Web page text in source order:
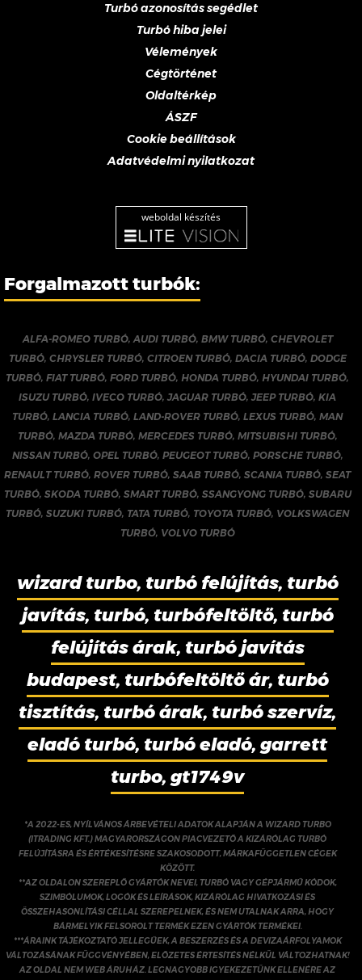
Turbó azonosítás segédlet
Turbó hiba jelei
Vélemények
Cégtörténet
Oldaltérkép
ÁSZF
Cookie beállítások
Adatvédelmi nyilatkozat
weboldal készítés
Forgalmazott turbók:
ALFA-ROMEO TURBÓ,AUDI TURBÓ, BMW TURBÓ, CHEVROLET
TURBÓ, CHRYSLER TURBÓ, CITROEN TURBÓ, DACIA TURBÓ, DODGE
TURBÓ,FIAT TURBÓ,FORD TURBÓ, HONDA TURBÓ, HYUNDAI TURBÓ,
ISUZU TURBÓ,IVECO TURBÓ,JAGUAR TURBÓ,JEEP TURBÓ,KIA
TURBÓ,LANCIA TURBÓ,LAND-ROVER TURBÓ,LEXUS TURBÓ,MAN
TURBÓ, MAZDA TURBÓ, MERCEDES TURBÓ, MITSUBISHI TURBÓ,
NISSAN TURBÓ, OPEL TURBÓ, PEUGEOT TURBÓ, PORSCHE TURBÓ,
RENAULT TURBÓ,ROVER TURBÓ,SAAB TURBÓ,SCANIA TURBÓ,SEAT
TURBÓ, SKODA TURBÓ, SMART TURBÓ, SSANGYONG TURBÓ, SUBARU
TURBÓ,SUZUKI TURBÓ, TATA TURBÓ, TOYOTA TURBÓ, VOLKSWAGEN
TURBÓ, VOLVO TURBÓ
wizard turbo, turbó felújítás, turbó
javítás, turbó, turbófeltöltő, turbó
felújítás árak, turbó javítás
budapest, turbófeltöltő ár, turbó
tisztítás, turbó árak, turbó szervíz,
eladó turbó, turbó eladó, garrett
turbo, gt1749v
*A 2022-ES, NYÍLVÁNOS ÁRBEVÉTELI ADATOK ALAPJÁN A WIZARD TURBO
(ITRADING KFT.) MAGYARORSZÁGON PIACVEZETŐ A KIZÁRÓLAG TURBÓ
FELÚJÍTÁSRA ÉS ÉRTÉKESÍTÉSRE SZAKOSODOTT, MÁRKAFÜGGETLEN CÉGEK
KÖZÖTT.
**AZ OLDALON SZEREPLŐ GYÁRTÓK NEVEI, TURBÓ VAGY GÉPJÁRMŰ KÓDOK,
SZIMBÓLUMOK, LOGÓK ÉS LEÍRÁSOK, KIZÁRÓLAG HIVATKOZÁSI ÉS
ÖSSZEHASONLÍTÁSI CÉLLAL SZEREPELNEK, ÉS NEM UTALNAK ARRA, HOGY
BÁRMELYIK FELSOROLT TERMÉK EZEN GYÁRTÓK TERMÉKEI.
***ÁRAINK TÁJÉKOZTATÓ JELLEGŰEK, A BESZERZÉS ÉS A DEVIZAÁRFOLYAMOK
VÁLTOZÁSÁNAK FÜGGVÉNYÉBEN, ELŐZETES ÉRTESÍTÉS NÉLKÜL VÁLTOZHATNAK!
AZ OLDAL NEM WEB ÁRUHÁZ. LEGNAGYOBB IGYEKEZETÜNK ELLENÉRE AZ